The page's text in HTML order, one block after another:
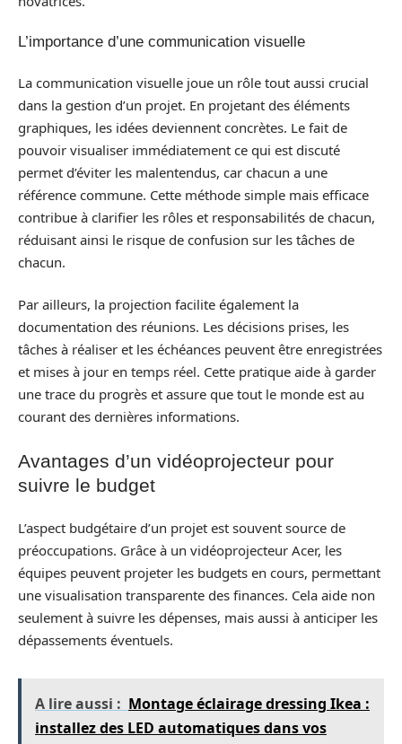
L’importance d’une communication visuelle
La communication visuelle joue un rôle tout aussi crucial
dans la gestion d’un projet. En projetant des éléments
graphiques, les idées deviennent concrètes. Le fait de
pouvoir visualiser immédiatement ce qui est discuté
permet d’éviter les malentendus, car chacun a une
référence commune. Cette méthode simple mais efficace
contribue à clarifier les rôles et responsabilités de chacun,
réduisant ainsi le risque de confusion sur les tâches de
chacun.
Par ailleurs, la projection facilite également la
documentation des réunions. Les décisions prises, les
tâches à réaliser et les échéances peuvent être enregistrées
et mises à jour en temps réel. Cette pratique aide à garder
une trace du progrès et assure que tout le monde est au
courant des dernières informations.
Avantages d’un vidéoprojecteur pour
suivre le budget
L’aspect budgétaire d’un projet est souvent source de
préoccupations. Grâce à un vidéoprojecteur Acer, les
équipes peuvent projeter les budgets en cours, permettant
une visualisation transparente des finances. Cela aide non
seulement à suivre les dépenses, mais aussi à anticiper les
dépassements éventuels.
A lire aussi : Montage éclairage dressing Ikea :
installez des LED automatiques dans vos